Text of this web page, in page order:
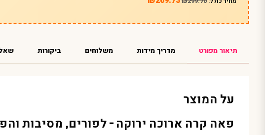
תיאור מפורט מדריך מידות משלוחים ביקורות
על המוצר
פאה קרה ארוכה ירוקה – לפורים, מסיבות